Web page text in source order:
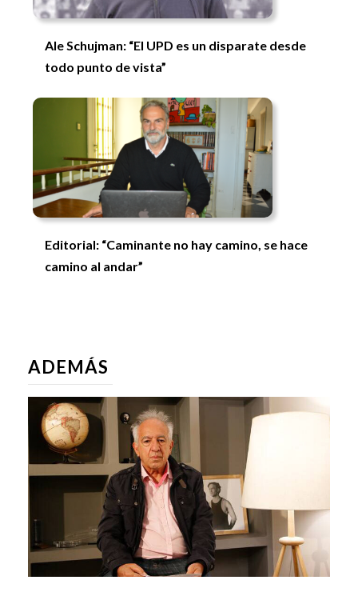
Ale Schujman: “El UPD es un disparate desde
todo punto de vista”
Editorial: “Caminante no hay camino, se hace
camino al andar”
ADEMÁS